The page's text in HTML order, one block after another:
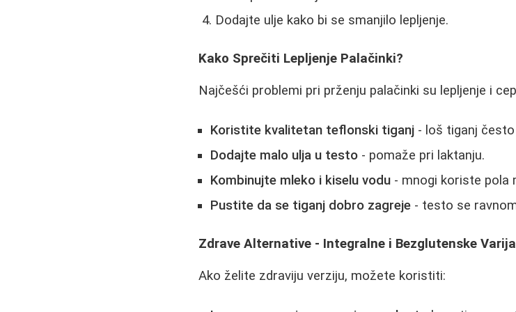
Dodajte ulje kako bi se smanjilo lepljenje.
Kako Sprečiti Lepljenje Palačinki?
Najčešći problemi pri prženju palačinki su lepljenje i
Koristite kvalitetan teflonski tiganj - loš tiganj
Dodajte malo ulja u testo - pomaže pri laktanju.
Kombinujte mleko i kiselu vodu - mnogi koriste pola
Pustite da se tiganj dobro zagreje - testo se
Zdrave Alternative - Integralne i Bezglutenske
Ako želite zdraviju verziju, možete koristiti: